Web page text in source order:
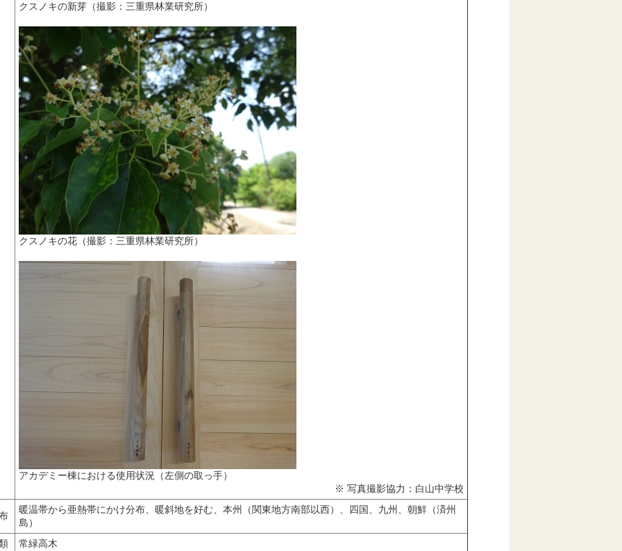
クスノキの新芽（撮影：三重県林業研究所）
クスノキの花（撮影：三重県林業研究所）
アカデミー棟における使用状況（左側の取っ手）
※ 写真撮影協力：白山中学校
暖温帯から亜熱帯にかけ分布、暖斜地を好む、本州（関東地方南部以西）、四国、九州、朝鮮（済州
島）
常緑高木